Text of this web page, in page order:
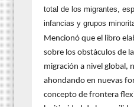
total de los migrantes,
infancias y grupos
Mencionó que el libro
sobre los obstáculos de
migración a nivel global,
ahondando en nuevas
concepto de frontera